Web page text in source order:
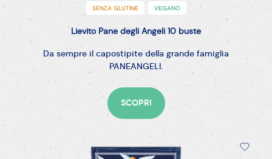
SENZA GLUTINE VEGANO
Lievito Pane degli Angeli 10 buste
Da sempre il capostipite della grande famiglia
PANEANGELI.
SCOPRI